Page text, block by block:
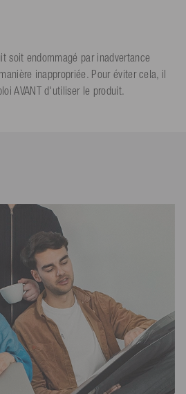
soit endommagé par inadvertance
inappropriée. Pour éviter cela, il
AVANT d'utiliser le produit.